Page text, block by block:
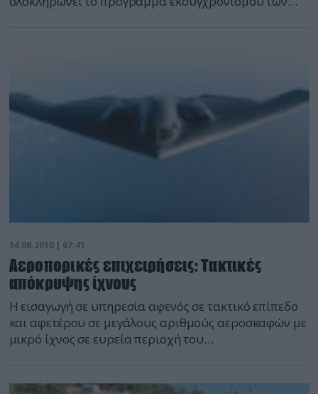
14.08.2010 | 07:41
Αεροπορικές επιχειρήσεις: Tακτικές
απόκρυψης ίχνους
Η εισαγωγή σε υπηρεσία αφενός σε τακτικό επίπεδο
και αφετέρου σε μεγάλους αριθμούς αεροσκαφών με
μικρό ίχνος σε ευρεία περιοχή του
όσον αφορά στην αξιοποίησή τους όσο και στην